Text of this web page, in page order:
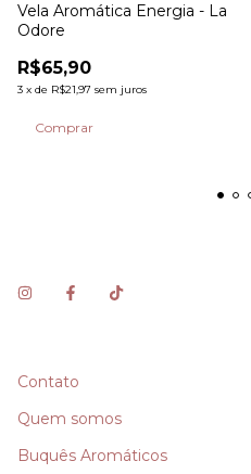
Vela Aromática Energia - La
Odore
R$65,90
3 x de R$21,97 sem juros
Contato
Quem somos
Buquês Aromáticos